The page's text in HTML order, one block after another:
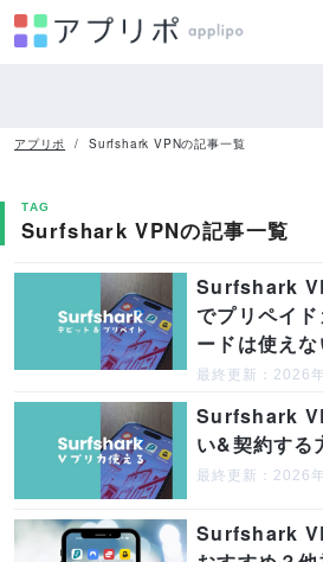
アプリポ Surfshark VPNの記事一覧
TAG
Surfshark VPNの記事一覧
Surfshark
でプリペイ
ードは使えな
最終更新：2026
Surfshark
い&契約する
最終更新：2026
Surfshark